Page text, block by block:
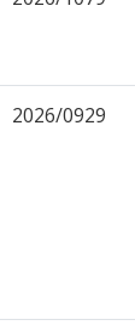
2026/0929